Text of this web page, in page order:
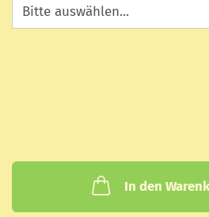
In den